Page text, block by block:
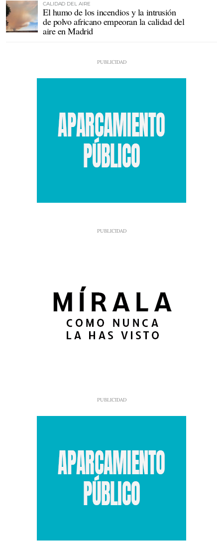
CALIDAD DEL AIRE
El humo de los incendios y la intrusión
de polvo africano empeoran la calidad del
aire en Madrid